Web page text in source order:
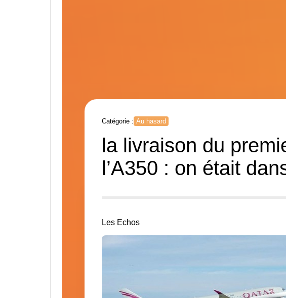
Catégorie : Au hasard
la livraison du
l’A350 : on était
Les Echos